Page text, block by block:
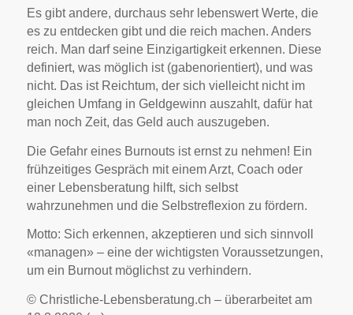
Es gibt andere, durchaus sehr lebenswert Werte, die
es zu entdecken gibt und die reich machen. Anders
reich. Man darf seine Einzigartigkeit erkennen. Diese
definiert, was möglich ist (gabenorientiert), und was
nicht. Das ist Reichtum, der sich vielleicht nicht im
gleichen Umfang in Geldgewinn auszahlt, dafür hat
man noch Zeit, das Geld auch auszugeben.
Die Gefahr eines Burnouts ist ernst zu nehmen! Ein
frühzeitiges Gespräch mit einem Arzt, Coach oder
einer Lebensberatung hilft, sich selbst
wahrzunehmen und die Selbstreflexion zu fördern.
Motto: Sich erkennen, akzeptieren und sich sinnvoll
«managen» – eine der wichtigsten Voraussetzungen,
um ein Burnout möglichst zu verhindern.
© Christliche-Lebensberatung.ch – überarbeitet am